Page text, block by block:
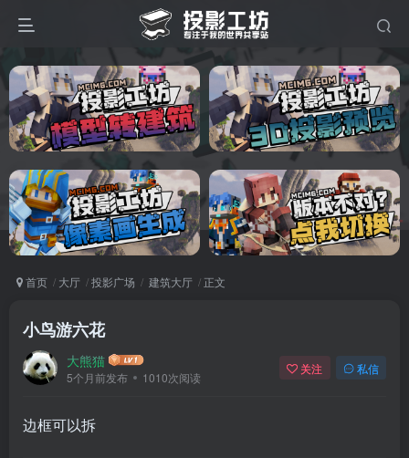
首页 大厅 投影广场 建筑大厅 正文
小鸟游六花
大熊猫
5个月前发布 1010次阅读
关注 私信
边框可以拆